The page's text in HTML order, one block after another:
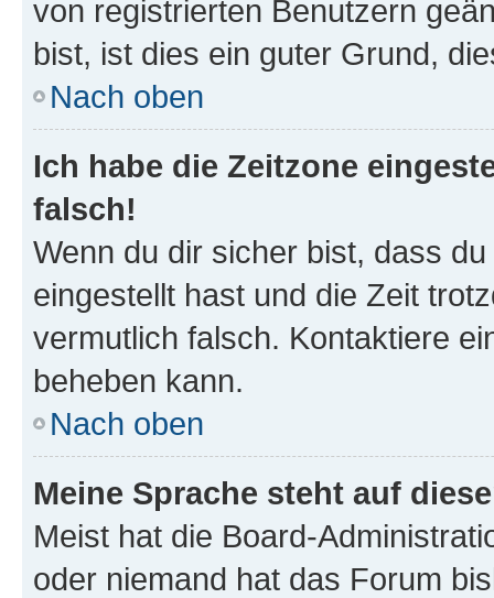
von registrierten Benutzern
bist, ist dies ein guter Grund,
Nach oben
Ich habe die Zeitzone
falsch!
Wenn du dir sicher bist, dass
eingestellt hast und die Zeit
vermutlich falsch. Kontaktiere
beheben kann.
Nach oben
Meine Sprache steht auf
Meist hat die Board-
oder niemand hat das Forum